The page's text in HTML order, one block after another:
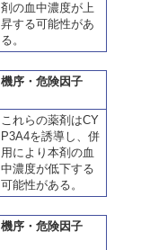
剤の血中濃度が上
昇する可能性があ
る。
機序・危険因子
これらの薬剤はCY
P3A4を誘導し、併
用により本剤の血
中濃度が低下する
可能性がある。
機序・危険因子